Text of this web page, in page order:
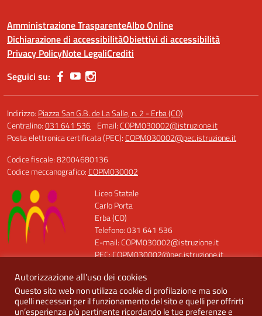
Amministrazione TrasparenteAlbo Online
Dichiarazione di accessibilitàObiettivi di accessibilità
Privacy PolicyNote LegaliCrediti
Seguici su:
Indirizzo: Piazza San G.B. de La Salle, n. 2 - Erba (CO)
Centralino:031 641 536 Email: COPM030002@istruzione.it
Posta elettronica certificata (PEC): COPM030002@pec.istruzione.it
Codice fiscale: 82004680136
Codice meccanografico: COPM030002
Liceo Statale
Carlo Porta
Erba (CO)
Telefono: 031 641 536
E-mail: COPM030002@istruzione.it
PEC: COPM030002@pec.istruzione.it
Codice Fiscale: 82004680136
Codice Univoco: UFQT7X
Autorizzazione all'uso dei cookies
Questo sito web non utilizza cookie di profilazione ma solo
quelli necessari per il funzionamento del sito e quelli per offrirti
un’esperienza più pertinente ricordando le tue preferenze e